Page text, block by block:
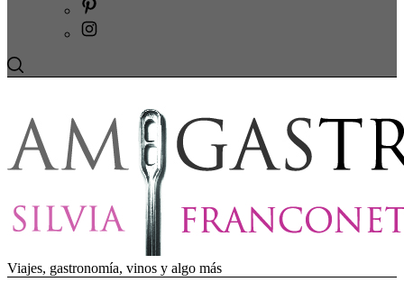
Viajes, gastronomía, vinos y algo más